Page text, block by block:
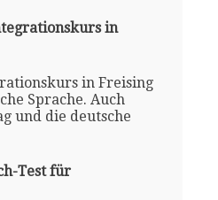
in
in Freising
Sprache. Auch
und die deutsche
Test für